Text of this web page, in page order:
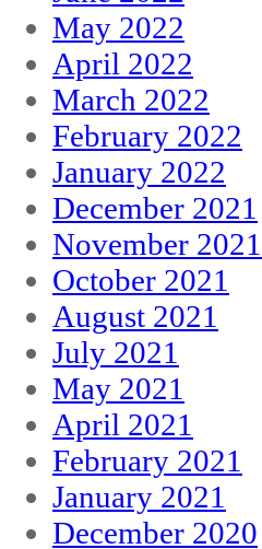
May 2022
April 2022
March 2022
February 2022
January 2022
December 2021
November 2021
October 2021
August 2021
July 2021
May 2021
April 2021
February 2021
January 2021
December 2020